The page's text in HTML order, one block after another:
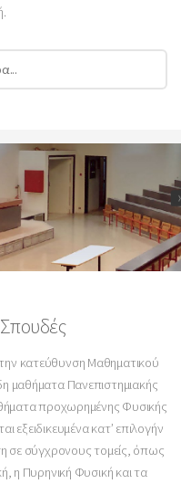
κατεύθυνση Μαθηματικού
μαθήματα Πανεπιστημιακής
προχωρημένης Φυσικής
κατ’ επιλογήν
σε σύγχρονους τομείς, όπως
η Πυρηνική Φυσική και τα